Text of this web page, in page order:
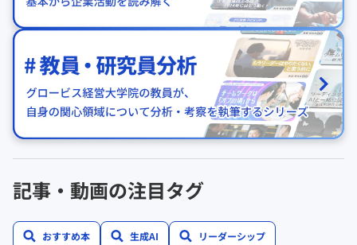
記事・動画の注目タグ
おすすめ本 生成AI リーダーシップ